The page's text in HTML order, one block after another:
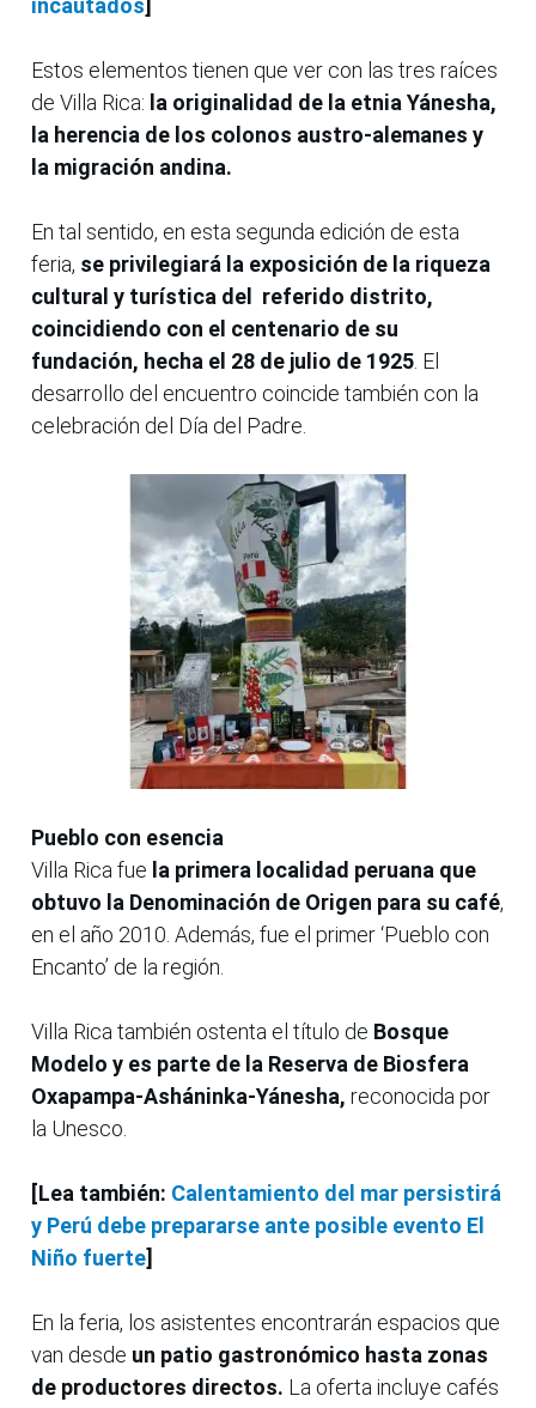
Estos elementos tienen que ver con las tres raíces
de Villa Rica: la originalidad de la etnia Yánesha,
la herencia de los colonos austro-alemanes y
la migración andina.
En tal sentido, en esta segunda edición de esta
feria, se privilegiará la exposición de la riqueza
cultural y turística del referido distrito,
coincidiendo con el centenario de su
fundación, hecha el 28 de julio de 1925 . El
desarrollo del encuentro coincide también con la
celebración del Día del Padre.
Pueblo con esencia
Villa Rica fue la primera localidad peruana que
obtuvo la Denominación de Origen para su café,
en el año 2010. Además, fue el primer ‘Pueblo con
Encanto’ de la región.
Villa Rica también ostenta el título de Bosque
Modelo y es parte de la Reserva de Biosfera
Oxapampa-Asháninka-Yánesha, reconocida por
la Unesco.
[Lea también: Calentamiento del mar persistirá
y Perú debe prepararse ante posible evento El
Niño fuerte]
En la feria, los asistentes encontrarán espacios que
van desde un patio gastronómico hasta zonas
de productores directos. La oferta incluye cafés